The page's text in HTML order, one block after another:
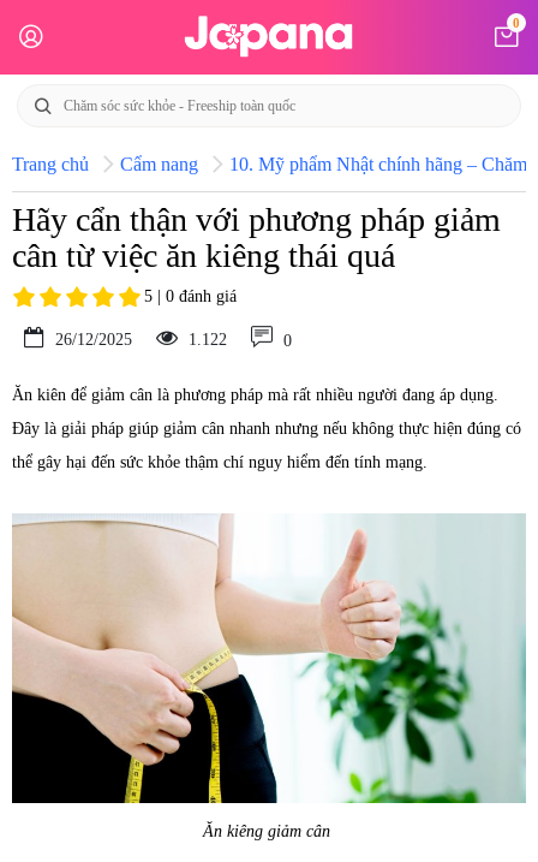
0
Trang chủ Cẩm nang 10. Mỹ phẩm Nhật chính hãng – Chăm
Hãy cẩn thận với phương pháp giảm
cân từ việc ăn kiêng thái quá
5 | 0 đánh giá
26/12/2025 1.122 0
Ăn kiên để giảm cân là phương pháp mà rất nhiều người đang áp dụng.
Đây là giải pháp giúp giảm cân nhanh nhưng nếu không thực hiện đúng có
thể gây hại đến sức khỏe thậm chí nguy hiểm đến tính mạng.
Ăn kiêng giảm cân